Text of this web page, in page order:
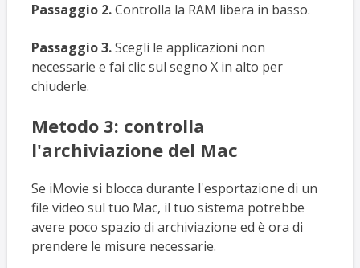
Passaggio 2.Controlla la RAM libera in basso.
Passaggio 3.Scegli le applicazioni non
necessarie e fai clic sul segno X in alto per
chiuderle.
Metodo 3: controlla
l'archiviazione del Mac
Se iMovie si blocca durante l'esportazione di un
file video sul tuo Mac, il tuo sistema potrebbe
avere poco spazio di archiviazione ed è ora di
prendere le misure necessarie.